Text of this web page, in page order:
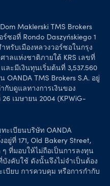
Maklerski TMS Brokers
ซอที่ Rondo Daszyńskiego 1
หรับเมืองหลวงวอร์ซอในกรุง
ลแห่งชาติภายใต้ KRS เลขที่
และมีเงินทุนเริ่มต้นที่ 3,537.560
TMS Brokers S.A. อยู่
กับดูแลทางการเงินของ
เมษายน 2004 (KPWiG-
ทะเบียนบริษัท OANDA
อยู่ที่ 171, Old Bakery Street,
ๆ ที่มอบให้ไม่ถือเป็นการลงทุน
งคับใช้ ดังนั้นจึงไม่จำเป็นต้อง
บียบ การควบคุม หรือการกำกับ